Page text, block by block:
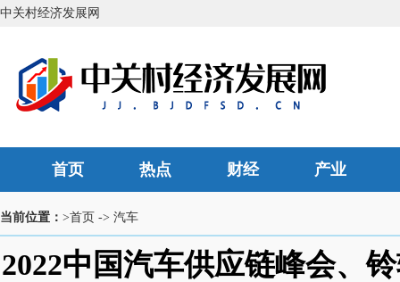
中关村经济发展网
首页 热点 财经 产业
当前位置： >首页 -> 汽车
2022中国汽车供应链峰会、